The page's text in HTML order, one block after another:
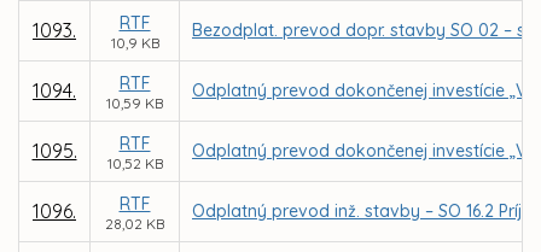
1093. RTF
10,9 KB
Bezodplat. prevod dopr. stavby SO 02 –
1094. RTF
10,59 KB
Odplatný prevod dokončenej investície
1095. RTF
10,52 KB
Odplatný prevod dokončenej investície
1096. RTF
28,02 KB
Odplatný prevod inž. stavby – SO 16.2